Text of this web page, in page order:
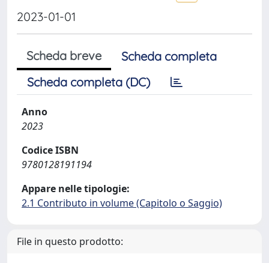
2023-01-01
Scheda breve
Scheda completa
Scheda completa (DC)
Anno
2023
Codice ISBN
9780128191194
Appare nelle tipologie:
2.1 Contributo in volume (Capitolo o Saggio)
File in questo prodotto: